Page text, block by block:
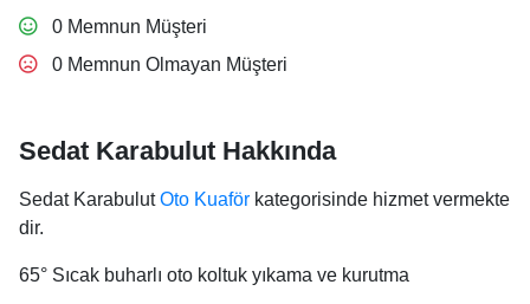
0 Memnun Müşteri
0 Memnun Olmayan Müşteri
Sedat Karabulut Hakkında
Sedat KarabulutOto Kuaför kategorisinde hizmet vermekte
dir.
65° Sıcak buharlı oto koltuk yıkama ve kurutma